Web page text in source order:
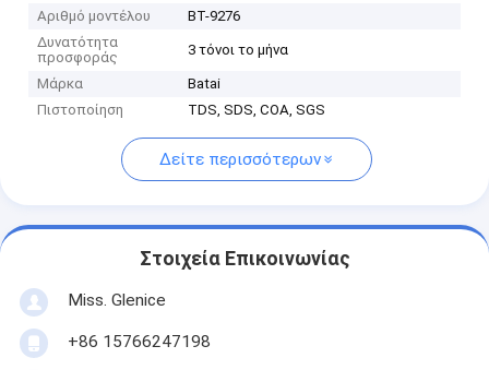
Αριθμό μοντέλου
BT-9276
Δυνατότητα
προσφοράς
3 τόνοι το μήνα
Μάρκα
Batai
Πιστοποίηση
TDS, SDS, COA, SGS
Δείτε περισσότερων
Στοιχεία Επικοινωνίας
Miss. Glenice
+86 15766247198